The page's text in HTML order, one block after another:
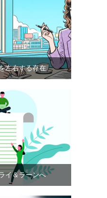
左右する存在
イ＆ラーンへ